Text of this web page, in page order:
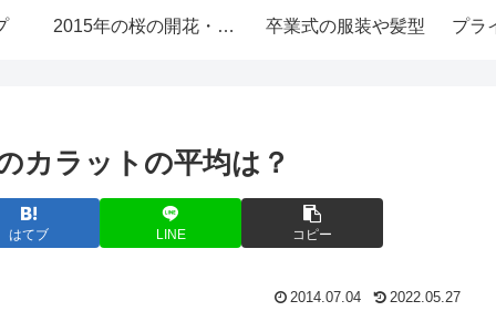
2015年の桜の開花・お花見情報 卒業式の服装や髪型 プラ
カラットの平均は？
はてブ LINE コピー
2014.07.04 2022.05.27